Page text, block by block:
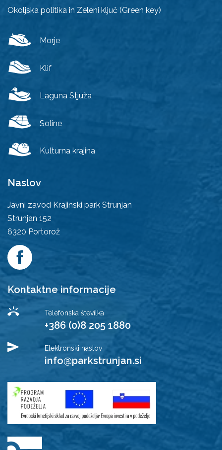
Okoljska politika in Zeleni ključ (Green key)
Morje
Klif
Laguna Stjuža
Soline
Kulturna krajina
Naslov
Javni zavod Krajinski park Strunjan
Strunjan 152
6320 Portorož
Kontaktne informacije
Telefonska številka
+386 (0)8 205 1880
Elektronski naslov
info@parkstrunjan.si